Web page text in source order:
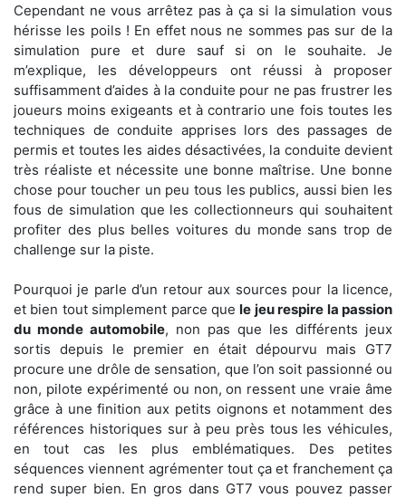
Cependant ne vous arrêtez pas à ça si la simulation vous
hérisse les poils ! En effet nous ne sommes pas sur de la
simulation pure et dure sauf si on le souhaite. Je
m’explique, les développeurs ont réussi à proposer
suffisamment d’aides à la conduite pour ne pas frustrer les
joueurs moins exigeants et à contrario une fois toutes les
techniques de conduite apprises lors des passages de
permis et toutes les aides désactivées, la conduite devient
très réaliste et nécessite une bonne maîtrise. Une bonne
chose pour toucher un peu tous les publics, aussi bien les
fous de simulation que les collectionneurs qui souhaitent
profiter des plus belles voitures du monde sans trop de
challenge sur la piste.
Pourquoi je parle d’un retour aux sources pour la licence,
et bien tout simplement parce quele jeu respire la passion
du monde automobile, non pas que les différents jeux
sortis depuis le premier en était dépourvu mais GT7
procure une drôle de sensation, que l’on soit passionné ou
non, pilote expérimenté ou non, on ressent une vraie âme
grâce à une finition aux petits oignons et notamment des
références historiques sur à peu près tous les véhicules,
en tout cas les plus emblématiques. Des petites
séquences viennent agrémenter tout ça et franchement ça
rend super bien. En gros dans GT7 vous pouvez passer